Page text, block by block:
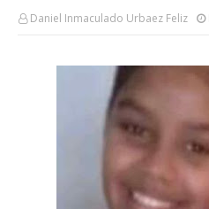
Daniel Inmaculado Urbaez Feliz